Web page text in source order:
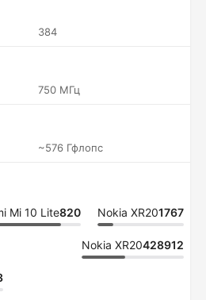
384
750 МГц
~576 Гфлопс
Mi 10 Lite820 Nokia XR201767
Nokia XR20428912